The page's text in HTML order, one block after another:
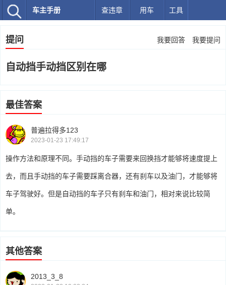
车主手册 查违章 用车 工具
提问 我要回答 我要提问
自动挡手动挡区别在哪
最佳答案
普遍拉得多123
2023-01-23 17:49:17
操作方法和原理不同。手动挡的车子需要来回换挡才能够将速度提上
去，而且手动挡的车子需要踩离合器，还有刹车以及油门，才能够将
车子驾驶好。但是自动挡的车子只有刹车和油门，相对来说比较简
单。
其他答案
2013_3_8